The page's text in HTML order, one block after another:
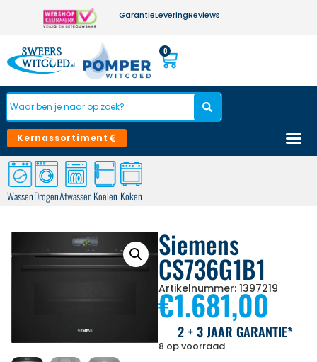
GarantieLeveringReviews
0
Kernassortiment
WassenDrogenAfwassenKoelen Koken
Siemens
CS736G1B1
Artikelnummer: 1397219
€1.681,00
2 + 3 JAAR GARANTIE*
8 op voorraad